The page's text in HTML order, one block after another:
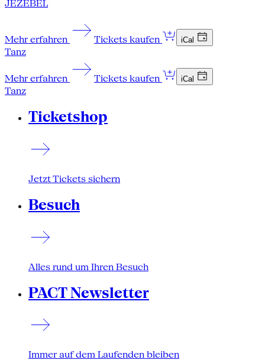
JEZEBEL
Mehr erfahren Tickets kaufen iCal
Tanz
Mehr erfahren Tickets kaufen iCal
Tanz
Ticketshop
Jetzt Tickets sichern
Besuch
Alles rund um Ihren Besuch
PACT Newsletter
Immer auf dem Laufenden bleiben